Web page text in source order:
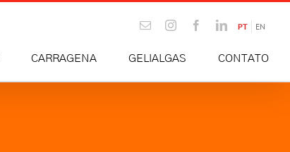
EmailInstagramFacebookLinkedIn
PT EN
CARRAGENA GELIALGAS CONTATO